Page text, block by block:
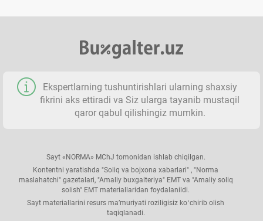
Ekspertlarning tushuntirishlari ularning shaхsiy
fikrini aks ettiradi va Siz ularga tayanib mustaqil
qaror qabul qilishingiz mumkin.
Sayt «NORMA» MChJ tomonidan ishlab chiqilgan.
Kontentni yaratishda "Soliq va bojхona хabarlari" , "Norma
maslahatchi" gazetalari, "Amaliy buхgalteriya" EMT va "Amaliy soliq
solish" EMT materiallaridan foydalanildi.
Sayt materiallarini resurs ma’muriyati roziligisiz koʻchirib olish
taqiqlanadi.